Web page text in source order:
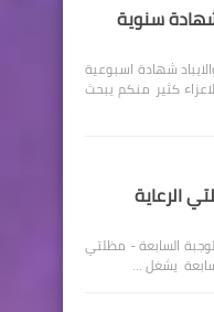
سنوية
شهادة اسبوعية
كثير منكم يبحث
الرعاية
السابعة - مظلتي
يشغل …